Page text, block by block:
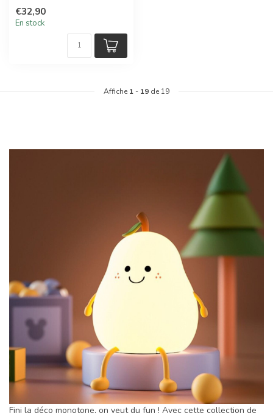
auss...
€32,90
En stock
Affiche 1 - 19 de 19
Fini la déco monotone, on veut du fun ! Avec cette collection de